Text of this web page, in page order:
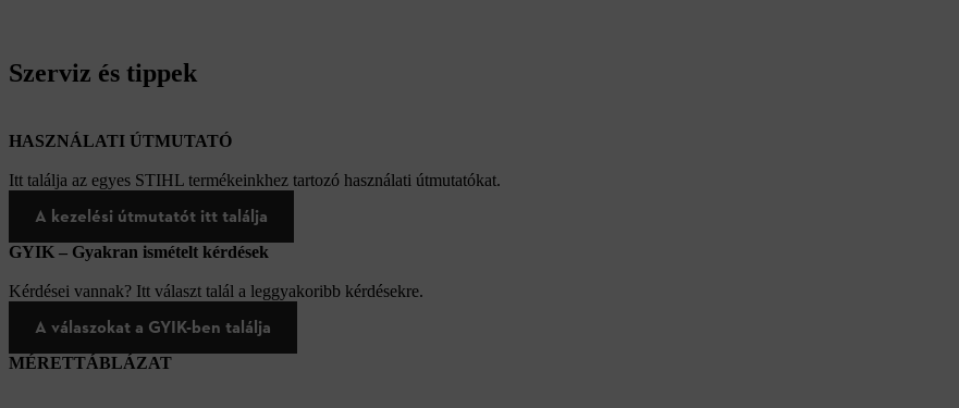
Szerviz és tippek
HASZNÁLATI ÚTMUTATÓ
Itt találja az egyes STIHL termékeinkhez tartozó használati útmutatókat.
A kezelési útmutatót itt találja
GYIK – Gyakran ismételt kérdések
Kérdései vannak? Itt választ talál a leggyakoribb kérdésekre.
A válaszokat a GYIK-ben találja
MÉRETTÁBLÁZAT